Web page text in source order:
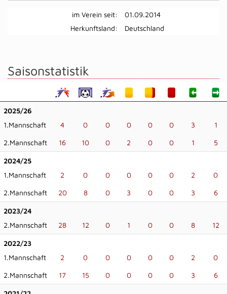
im Verein seit:
01.09.2014
Herkunftsland:
Deutschland
Saisonstatistik
2025/26
1.Mannschaft
4 0 0 0 0 0 3 1
2.Mannschaft 16 10 0 2 0 0 1 5
2024/25
1.Mannschaft
2 0 0 0 0 0 2 0
2.Mannschaft 20 8 0 3 0 0 3 6
2023/24
2.Mannschaft
28 12 0 1 0 0 8 12
2022/23
1.Mannschaft
2 0 0 0 0 0 2 0
2.Mannschaft 17 15 0 0 0 0 3 6